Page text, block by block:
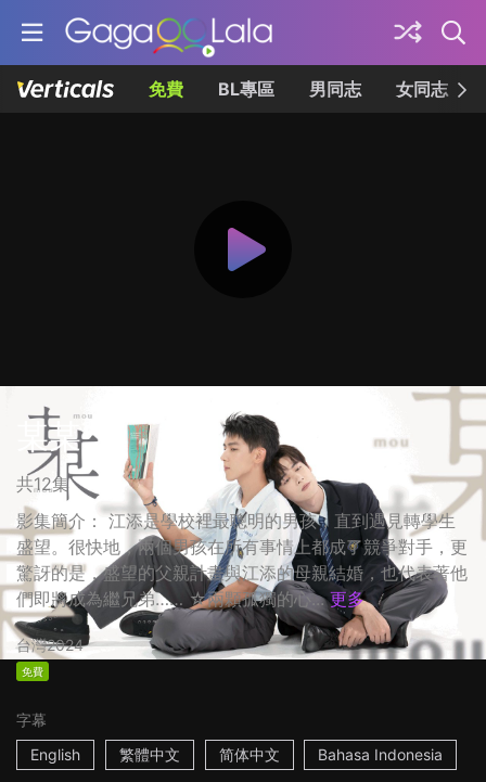
免費 BL專區 男同志 女同志
某某
共12集
影集簡介： 江添是學校裡最聰明的男孩，直到遇見轉學生
盛望。很快地，兩個男孩在所有事情上都成了競爭對手，更
驚訝的是，盛望的父親計畫與江添的母親結婚，也代表著他
們即將成為繼兄弟…… ☆兩顆孤獨的心... 更多
台灣2024
免費
字幕
English
繁體中文 简体中文 Bahasa Indonesia